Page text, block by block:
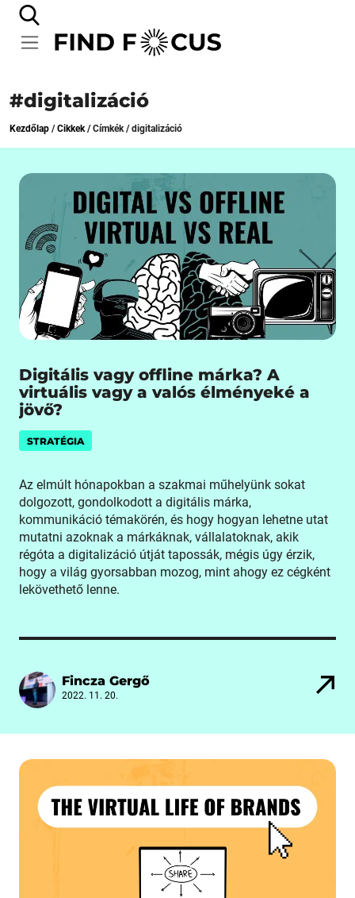
#digitalizáció
Kezdőlap /Cikkek/Címkék/digitalizáció
Digitális vagy offline márka? A
virtuális vagy a valós élményeké a
jövő?
STRATÉGIA
Az elmúlt hónapokban a szakmai műhelyünk sokat
dolgozott, gondolkodott a digitális márka,
kommunikáció témakörén, és hogy hogyan lehetne utat
mutatni azoknak a márkáknak, vállalatoknak, akik
régóta a digitalizáció útját tapossák, mégis úgy érzik,
hogy a világ gyorsabban mozog, mint ahogy ez cégként
lekövethető lenne.
Fincza Gergő
2022. 11. 20.